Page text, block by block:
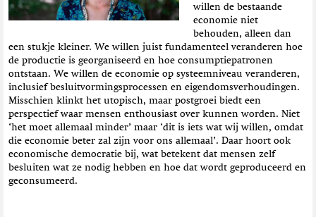
willen de bestaande
economie niet
behouden, alleen dan
een stukje kleiner. We willen juist fundamenteel veranderen hoe
de productie is georganiseerd en hoe consumptiepatronen
ontstaan. We willen de economie op systeemniveau veranderen,
inclusief besluitvormingsprocessen en eigendomsverhoudingen.
Misschien klinkt het utopisch, maar postgroei biedt een
perspectief waar mensen enthousiast over kunnen worden. Niet
‘het moet allemaal minder’ maar ‘dit is iets wat wij willen, omdat
die economie beter zal zijn voor ons allemaal’. Daar hoort ook
economische democratie bij, wat betekent dat mensen zelf
besluiten wat ze nodig hebben en hoe dat wordt geproduceerd en
geconsumeerd.